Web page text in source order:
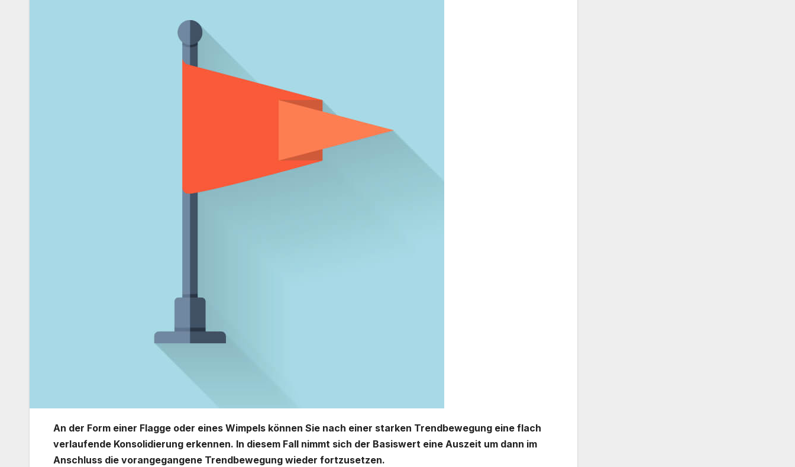
An der Form einer Flagge oder eines Wimpels können Sie nach einer starken Trendbewegung eine flach
verlaufende Konsolidierung erkennen. In diesem Fall nimmt sich der Basiswert eine Auszeit um dann im
Anschluss die vorangegangene Trendbewegung wieder fortzusetzen.